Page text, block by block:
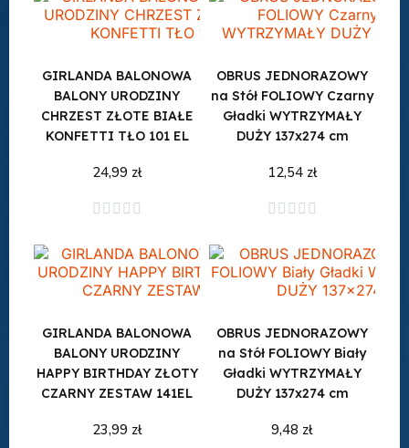
GIRLANDA BALONOWA
BALONY URODZINY
CHRZEST ZŁOTE BIAŁE
KONFETTI TŁO 101 EL
24,99 zł
    
Dodaj do koszyka
OBRUS JEDNORAZOWY
na Stół FOLIOWY Czarny
Gładki WYTRZYMAŁY
DUŻY 137x274 cm
12,54 zł
    
Dodaj do koszyka
GIRLANDA BALONOWA
BALONY URODZINY
HAPPY BIRTHDAY ZŁOTY
CZARNY ZESTAW 141EL
23,99 zł
OBRUS JEDNORAZOWY
na Stół FOLIOWY Biały
Gładki WYTRZYMAŁY
DUŻY 137x274 cm
9,48 zł